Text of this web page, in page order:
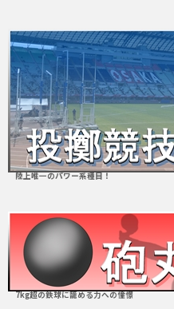
陸上唯一のパワー系種目！
7kg超の鉄球に籠める力への憧憬